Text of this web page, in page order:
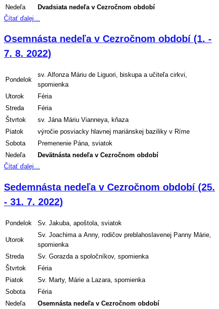
Nedeľa
Dvadsiatanedeľa v Cezročnom období
Čítať ďalej…
Osemnásta nedeľa v Cezročnom období (1. -
7. 8. 2022)
Pondelok
sv. Alfonza Máriu de Liguori, biskupa a učiteľa cirkvi,
spomienka
Utorok
Féria
Streda
Féria
Štvrtok
sv. Jána Máriu Vianneya, kňaza
Piatok
výročie posviacky hlavnej mariánskej baziliky v Ríme
Sobota
Premenenie Pána, sviatok
Nedeľa
Devätnástanedeľa v Cezročnom období
Čítať ďalej…
Sedemnásta nedeľa v Cezročnom období (25.
- 31. 7. 2022)
Pondelok Sv. Jakuba, apoštola, sviatok
Utorok
Sv. Joachima a Anny, rodičov preblahoslavenej Panny Márie,
spomienka
Streda
Sv. Gorazda a spoločníkov, spomienka
Štvrtok
Féria
Piatok
Sv. Marty, Márie a Lazara, spomienka
Sobota
Féria
Nedeľa
Osemnásta nedeľa v Cezročnom období